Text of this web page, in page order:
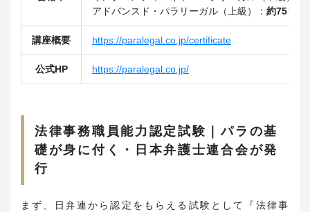
アドバンスド・パラリーガル（上級）： 約75％
講座概要 https://paralegal.co.jp/certificate
公式HP https://paralegal.co.jp/
法律事務職員能力認定試験｜パラの基
礎が身に付く・日本弁護士連合会が発
行
まず、日弁連から認定をもらえる試験として『法律事